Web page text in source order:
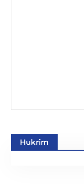
Hukrim